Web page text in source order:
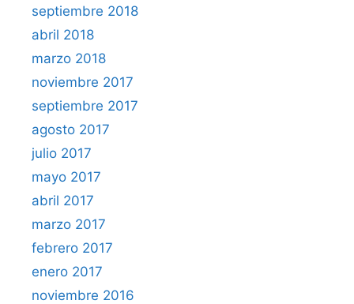
septiembre 2018
abril 2018
marzo 2018
noviembre 2017
septiembre 2017
agosto 2017
julio 2017
mayo 2017
abril 2017
marzo 2017
febrero 2017
enero 2017
noviembre 2016